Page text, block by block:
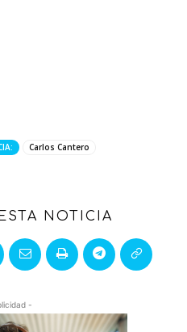
Carlos Cantero
NOTICIA
-